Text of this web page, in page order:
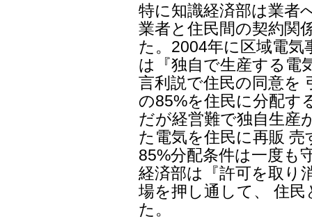
特に知識経済部は業者
業者と住民間の契約関
た。2004年に区域電気
は『独自で生産する電
言利説で住民の同意を
の85%を住民に分配す
だが経営難で独自生産
た電気を住民に再販
85%分配条件は一度も
経済部は『許可を取り
場を押し通して、 住
た。